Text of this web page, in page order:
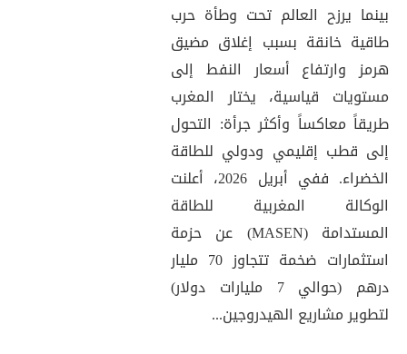
بينما يرزح العالم تحت وطأة حرب
طاقية خانقة بسبب إغلاق مضيق
هرمز وارتفاع أسعار النفط إلى
مستويات قياسية، يختار المغرب
طريقاً معاكساً وأكثر جرأة: التحول
إلى قطب إقليمي ودولي للطاقة
الخضراء. ففي أبريل 2026، أعلنت
الوكالة المغربية للطاقة
المستدامة (MASEN) عن حزمة
استثمارات ضخمة تتجاوز 70 مليار
درهم (حوالي 7 مليارات دولار)
لتطوير مشاريع الهيدروجين...